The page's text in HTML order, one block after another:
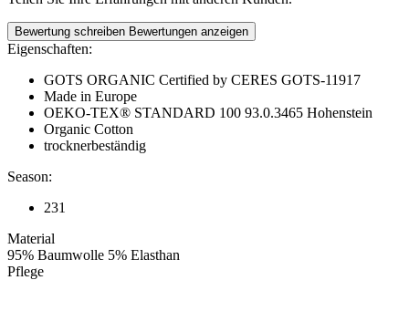
Bewertung schreiben Bewertungen anzeigen
Eigenschaften:
GOTS ORGANIC Certified by CERES GOTS-11917
Made in Europe
OEKO-TEX® STANDARD 100 93.0.3465 Hohenstein
Organic Cotton
trocknerbeständig
Season:
231
Material
95% Baumwolle 5% Elasthan
Pflege